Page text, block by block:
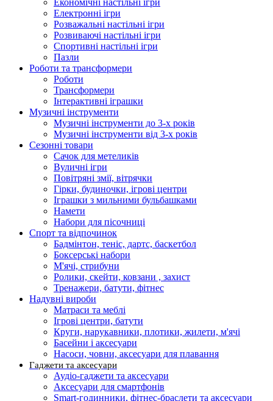
Економічні настільні ігри
Електронні ігри
Розважальні настільні ігри
Розвиваючі настільні ігри
Спортивні настільні ігри
Пазли
Роботи та трансформери
Роботи
Трансформери
Інтерактивні іграшки
Музичні інструменти
Музичні інструменти до 3-х років
Музичні інструменти від 3-х років
Сезонні товари
Сачок для метеликів
Вуличні ігри
Повітряні змії, вітрячки
Гірки, будиночки, ігрові центри
Іграшки з мильними бульбашками
Намети
Набори для пісочниці
Спорт та відпочинок
Бадмінтон, теніс, дартс, баскетбол
Боксерські набори
М'ячі, стрибуни
Ролики, скейти, ковзани , захист
Тренажери, батути, фітнес
Надувні вироби
Матраси та меблі
Ігрові центри, батути
Круги, нарукавники, плотики, жилети, м'ячі
Басейни і аксесуари
Насоси, човни, аксесуари для плавання
Гаджети та аксесуари
Аудіо-гаджети та аксесуари
Аксесуари для смартфонів
Smart-годинники, фітнес-браслети та аксесуари